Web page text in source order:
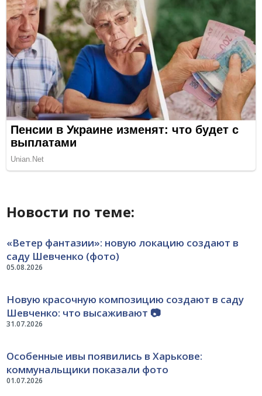
Новости по теме:
05.08.2026
«Ветер фантазии»: новую локацию создают в
саду Шевченко (фото)
31.07.2026
Новую красочную композицию создают в саду
Шевченко: что высаживают 📷
01.07.2026
Особенные ивы появились в Харькове:
коммунальщики показали фото